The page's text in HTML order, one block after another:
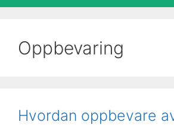
Oppbevaring
Hvordan oppbevare